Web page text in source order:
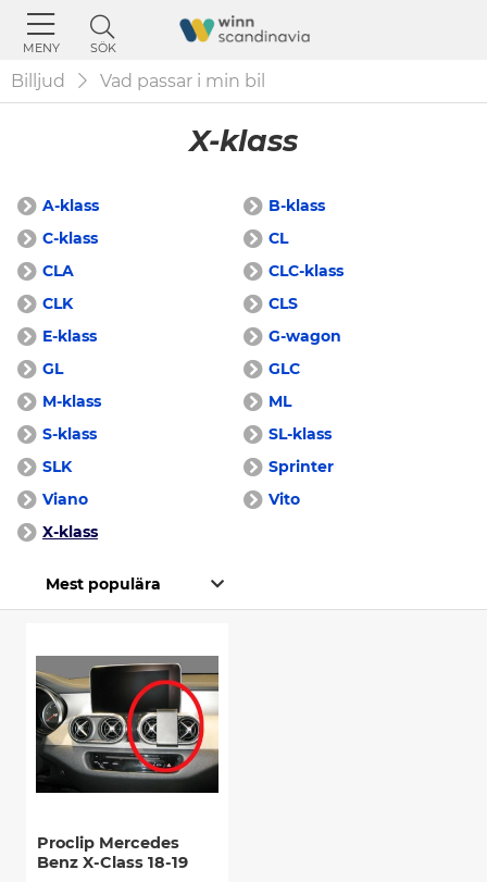
MENY SÖK
Billjud Vad passar i min bil
X-klass
A-klass
B-klass
C-klass
CL
CLA
CLC-klass
CLK
CLS
E-klass
G-wagon
GL
GLC
M-klass
ML
S-klass
SL-klass
SLK
Sprinter
Viano
Vito
X-klass
Proclip Mercedes
Benz X-Class 18-19